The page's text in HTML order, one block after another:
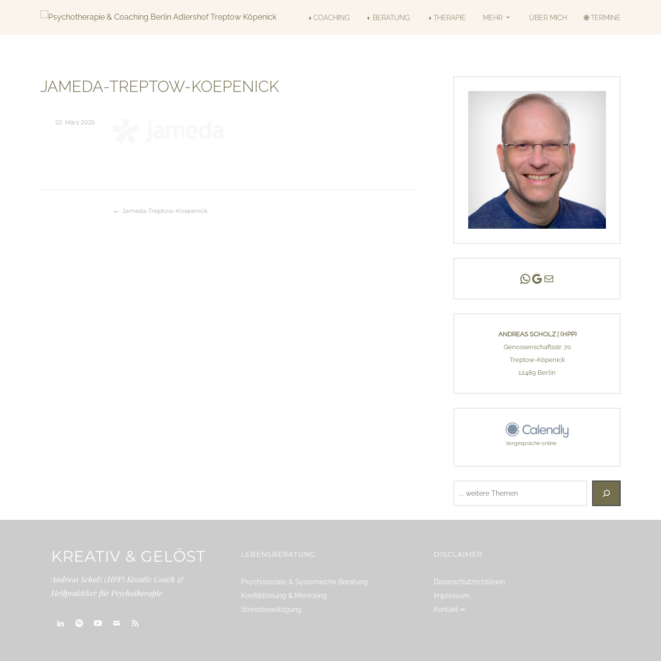
◑ COACHING ◐ BERATUNG ◑ THERAPIE MEHR ÜBER MICH 🌐 TERMINE
JAMEDA-TREPTOW-KOEPENICK
22. März 2025
Beitragsnavigation
Jameda-Treptow-Koepenick
Andreas Scholz | (HPP)
Praxis Adlershof
E-Mail an mich ...
ANDREAS SCHOLZ | (HPP)
Genossenschaftsstr. 70
Treptow-Köpenick
12489 Berlin
Vorgespräche online
KREATIV & GELÖST
Andreas Scholz (HPP) Kreativ Coach &
Heilpraktiker für Psychotherapie
LEBENSBERATUNG
Psychosoziale & Systemische Beratung
Konfliktlösung & Mentoring
Stressbewältigung
DISCLAIMER
Datenschutzrichtlinien
Impressum
Kontakt ⇐